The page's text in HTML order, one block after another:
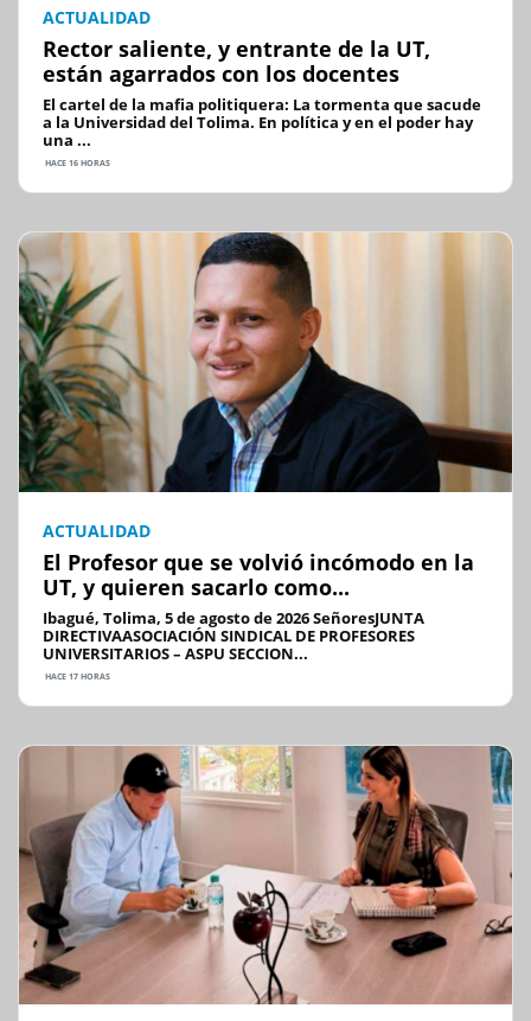
ACTUALIDAD
Rector saliente, y entrante de la UT,
están agarrados con los docentes
El cartel de la mafia politiquera: La tormenta que sacude
a la Universidad del Tolima. En política y en el poder hay
una ...
HACE 16 HORAS
ACTUALIDAD
El Profesor que se volvió incómodo en la
UT, y quieren sacarlo como...
Ibagué, Tolima, 5 de agosto de 2026 SeñoresJUNTA
DIRECTIVAASOCIACIÓN SINDICAL DE PROFESORES
UNIVERSITARIOS – ASPU SECCION...
HACE 17 HORAS